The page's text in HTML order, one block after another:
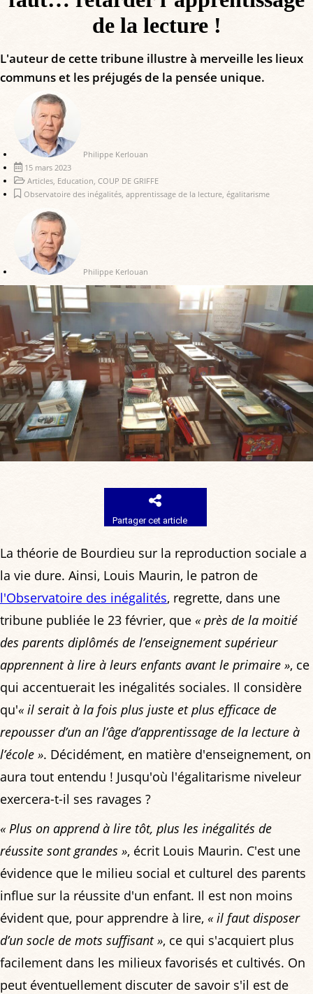
de la lecture !
L'auteur de cette tribune illustre à merveille les lieux
communs et les préjugés de la pensée unique.
Philippe Kerlouan
15 mars 2023
Articles, Education, COUP DE GRIFFE
Observatoire des inégalités, apprentissage de la lecture, égalitarisme
Philippe Kerlouan
Partager cet article
La théorie de Bourdieu sur la reproduction sociale a
la vie dure. Ainsi, Louis Maurin, le patron de
l'Observatoire des inégalités, regrette, dans une
tribune publiée le 23 février, que « près de la moitié
des parents diplômés de l’enseignement supérieur
apprennent à lire à leurs enfants avant le primaire », ce
qui accentuerait les inégalités sociales. Il considère
qu'« il serait à la fois plus juste et plus efficace de
repousser d’un an l’âge d’apprentissage de la lecture à
l’école ». Décidément, en matière d'enseignement, on
aura tout entendu ! Jusqu'où l'égalitarisme niveleur
exercera-t-il ses ravages ?
« Plus on apprend à lire tôt, plus les inégalités de
réussite sont grandes », écrit Louis Maurin. C'est une
évidence que le milieu social et culturel des parents
influe sur la réussite d'un enfant. Il est non moins
évident que, pour apprendre à lire, « il faut disposer
d’un socle de mots suffisant », ce qui s'acquiert plus
facilement dans les milieux favorisés et cultivés. On
peut éventuellement discuter de savoir s'il est de